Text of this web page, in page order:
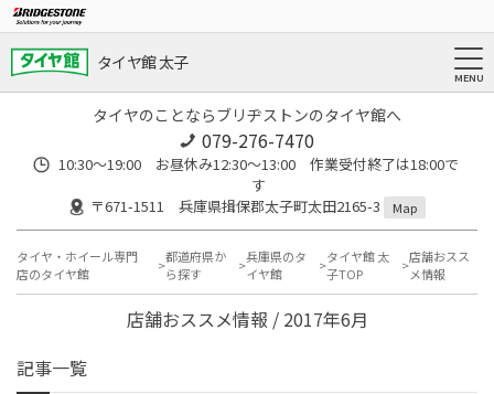
タイヤ館 太子
タイヤのことならブリヂストンのタイヤ館へ
079-276-7470
10:30～19:00 お昼休み12:30～13:00 作業受付終了は18:00で
す
〒671-1511 兵庫県揖保郡太子町太田2165-3
Map
タイヤ・ホイール専門
店のタイヤ館
都道府県か
ら探す
兵庫県のタ
イヤ館
タイヤ館 太
子TOP
店舗おスス
メ情報
店舗おススメ情報 / 2017年6月
記事一覧